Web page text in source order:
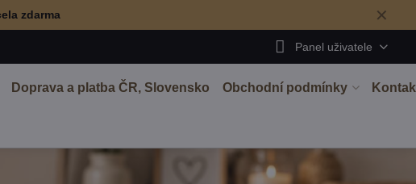
✕
zdarma
Panel uživatele
Doprava a platba ČR, Slovensko Obchodní podmínky